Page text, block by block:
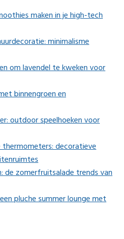
maken in je high-tech
minimalisme
om lavendel te kweken voor
binnengroen en
outdoor speelhoeken voor
thermometers: decoratieve
de zomerfruitsalade trends van
pluche summer lounge met